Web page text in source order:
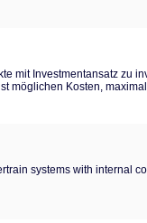
mit Investmentansatz zu
möglichen Kosten,
systems with internal